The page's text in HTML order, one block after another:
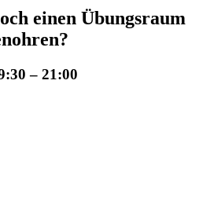
einen Übungsraum
– 21:00